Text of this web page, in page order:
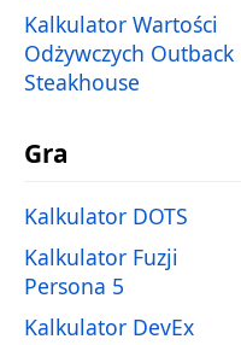
Kalkulator Wartości
Odżywczych Outback
Steakhouse
Gra
Kalkulator DOTS
Kalkulator Fuzji
Persona 5
Kalkulator DevEx